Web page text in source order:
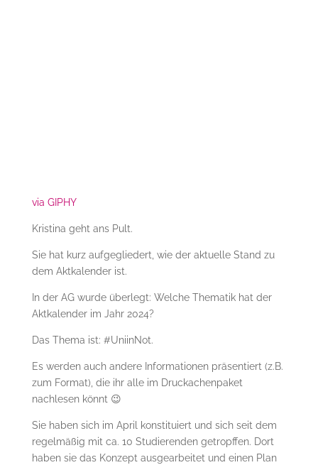
via GIPHY
Kristina geht ans Pult.
Sie hat kurz aufgegliedert, wie der aktuelle Stand zu
dem Aktkalender ist.
In der AG wurde überlegt: Welche Thematik hat der
Aktkalender im Jahr 2024?
Das Thema ist: #UniinNot.
Es werden auch andere Informationen präsentiert (z.B.
zum Format), die ihr alle im Druckachenpaket
nachlesen könnt 😉
Sie haben sich im April konstituiert und sich seit dem
regelmäßig mit ca. 10 Studierenden getropffen. Dort
haben sie das Konzept ausgearbeitet und einen Plan